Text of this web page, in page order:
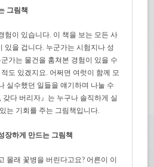
그림책
험이 있습니다. 이 책을 보는 모든 사
있을 겁니다. 누군가는 시험지나 성
가는 물건을 훔쳐본 경험이 있을 수
도 있겠지요. 어쩌면 여럿이 함께 모
실수했던 일들을 얘기하며 나눌 수
갖다 버리자』는 누구나 솔직하게 실
는 기회를 주는 그림책입니다.
장하게 만드는 그림책
몰래 꽃병을 버린다고요? 어른이 이